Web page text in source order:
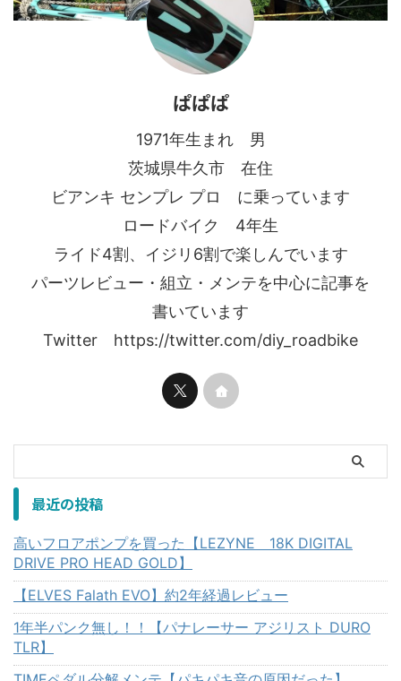
ぱぱぱ
1971年生まれ 男
茨城県牛久市 在住
ビアンキ センプレ プロ に乗っています
ロードバイク 4年生
ライド4割、イジリ6割で楽しんでいます
パーツレビュー・組立・メンテを中心に記事を
書いています
Twitter https://twitter.com/diy_roadbike
最近の投稿
高いフロアポンプを買った【LEZYNE 18K DIGITAL
DRIVE PRO HEAD GOLD】
【ELVES Falath EVO】約2年経過レビュー
1年半パンク無し！！【パナレーサー アジリスト DURO
TLR】